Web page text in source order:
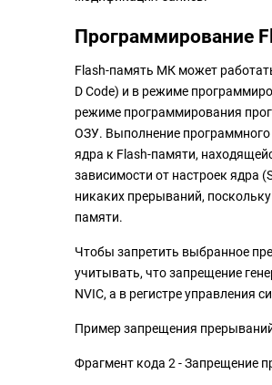
Программирование
Flash-память МК может
D Code) и в режиме
режиме программирования
ОЗУ. Выполнение
ядра к Flash-памяти,
зависимости от настроек ядра
никаких прерываний,
памяти.
Чтобы запретить выбранное
учитывать, что запрещение
NVIC, а в регистре управления
Пример запрещения
Фрагмент кода 2 - Запрещение